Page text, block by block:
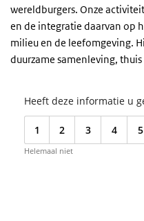
wereldburgers. Onze
en de integratie daarvan op
milieu en de leefomgeving.
duurzame samenleving,
Heeft deze informatie u
1 2 3 4 5
Helemaal niet